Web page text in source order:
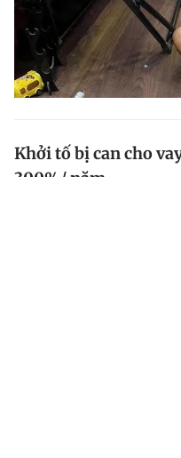
Khởi tố bị can cho
300%/ năm